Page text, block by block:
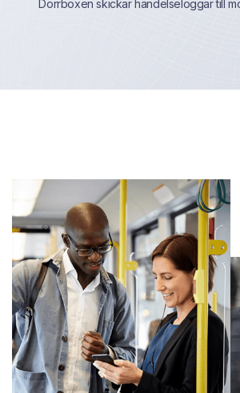
Dörrboxen skickar händelseloggar till